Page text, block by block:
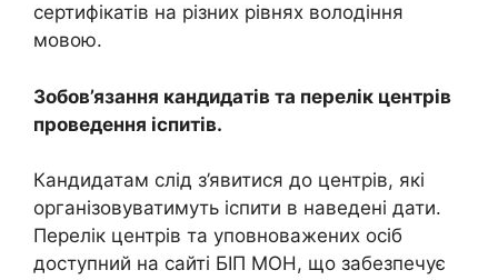
сертифікатів на різних рівнях володіння
мовою.
Зобов’язання кандидатів та перелік центрів
проведення іспитів.
Кандидатам слід з’явитися до центрів, які
організовуватимуть іспити в наведені дати.
Перелік центрів та уповноважених осіб
доступний на сайті БІП МОН, що забезпечує